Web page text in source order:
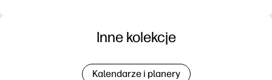
Inne kolekcje
Kalendarze i planery